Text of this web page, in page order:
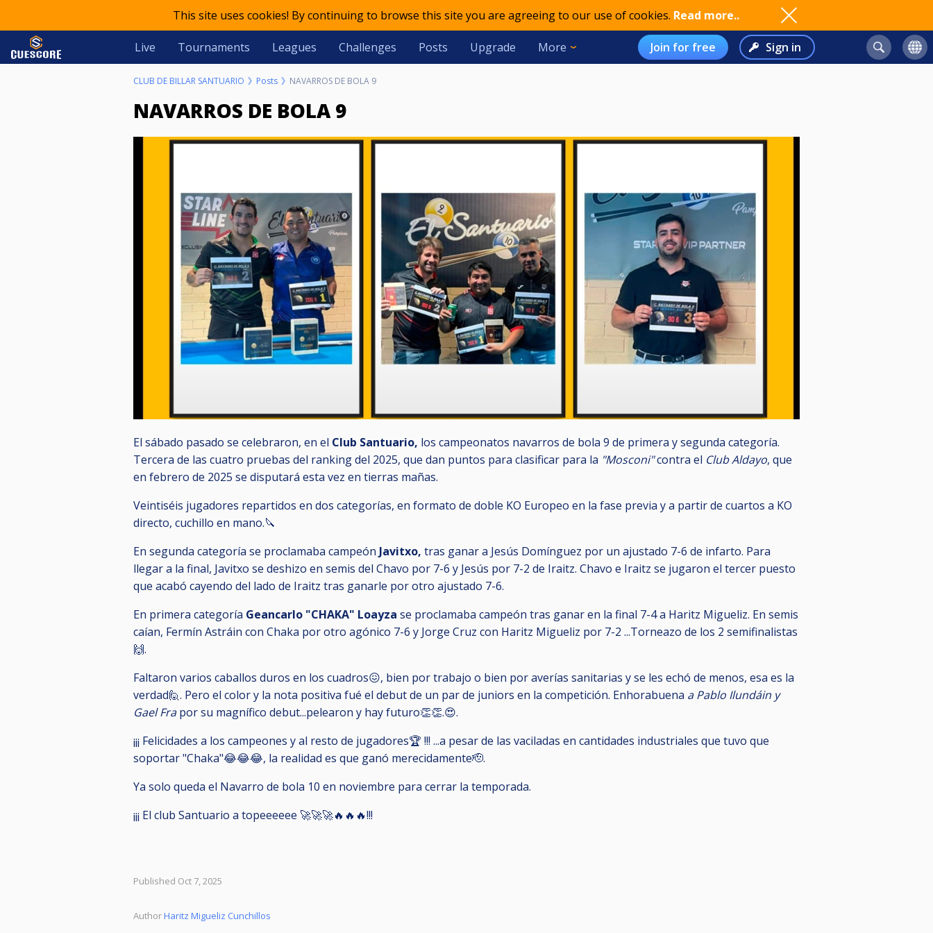
This site uses cookies! By continuing to browse this site you are agreeing to our use of cookies. Read more..
Live Tournaments Leagues Challenges Posts Upgrade More Join for free Sign in
CLUB DE BILLAR SANTUARIO Posts NAVARROS DE BOLA 9
NAVARROS DE BOLA 9
El sábado pasado se celebraron, en el Club Santuario, los campeonatos navarros de bola 9 de primera y segunda categoría.
Tercera de las cuatro pruebas del ranking del 2025, que dan puntos para clasificar para la "Mosconi"contra el Club Aldayo, que
en febrero de 2025 se disputará esta vez en tierras mañas.
Veintiséis jugadores repartidos en dos categorías, en formato de doble KO Europeo en la fase previa y a partir de cuartos a KO
directo, cuchillo en mano.🔪
En segunda categoría se proclamaba campeón Javitxo, tras ganar a Jesús Domínguez por un ajustado 7-6 de infarto. Para
llegar a la final, Javitxo se deshizo en semis del Chavo por 7-6 y Jesús por 7-2 de Iraitz. Chavo e Iraitz se jugaron el tercer puesto
que acabó cayendo del lado de Iraitz tras ganarle por otro ajustado 7-6.
En primera categoría Geancarlo "CHAKA" Loayza se proclamaba campeón tras ganar en la final 7-4 a Haritz Migueliz. En semis
caían, Fermín Astráin con Chaka por otro agónico 7-6 y Jorge Cruz con Haritz Migueliz por 7-2 ...Torneazo de los 2 semifinalistas
🙌.
Faltaron varios caballos duros en los cuadros😖, bien por trabajo o bien por averías sanitarias y se les echó de menos, esa es la
verdad🙋. Pero el color y la nota positiva fué el debut de un par de juniors en la competición. Enhorabuena a Pablo Ilundáin y
Gael Frapor su magnífico debut...pelearon y hay futuro👏👏.😍.
¡¡¡ Felicidades a los campeones y al resto de jugadores🏆 !!! ...a pesar de las vaciladas en cantidades industriales que tuvo que
soportar "Chaka"😂😂😂, la realidad es que ganó merecidamente🫡.
Ya solo queda el Navarro de bola 10 en noviembre para cerrar la temporada.
¡¡¡ El club Santuario a topeeeeee 🚀🚀🚀🔥🔥🔥!!!
Published Oct 7, 2025
AuthorHaritz Migueliz Cunchillos